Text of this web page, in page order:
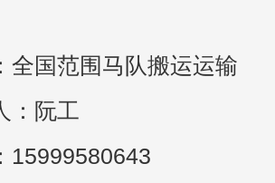
全国范围马队搬运运输
：阮工
15999580643